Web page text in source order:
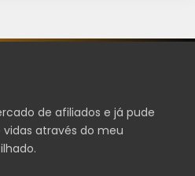
de afiliados e já pude
através do meu